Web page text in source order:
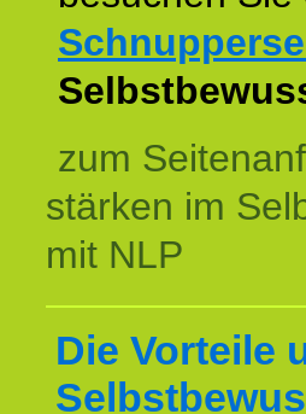
zum
stärken im
mit NLP
Die Vorteile